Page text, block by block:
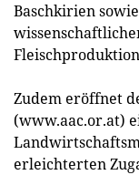
Baschkirien
Zudem eröffnet
(www.aac.or.at)
erleichterten